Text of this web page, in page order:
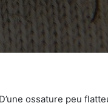
ossature peu